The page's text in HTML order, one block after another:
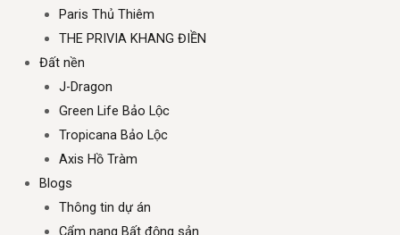
Paris Thủ Thiêm
THE PRIVIA KHANG ĐIỀN
Đất nền
J-Dragon
Green Life Bảo Lộc
Tropicana Bảo Lộc
Axis Hồ Tràm
Blogs
Thông tin dự án
Cẩm nang Bất động sản